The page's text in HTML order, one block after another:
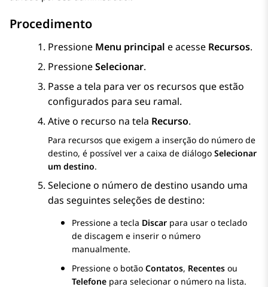
Procedimento
Pressione Menu principal e acesse Recursos.
PressioneSelecionar.
Passe a tela para ver os recursos que estão
configurados para seu ramal.
Ative o recurso na tela Recurso.
Para recursos que exigem a inserção do número de
destino, é possível ver a caixa de diálogo Selecionar
um destino.
Selecione o número de destino usando uma
das seguintes seleções de destino:
Pressione a tecla Discar para usar o teclado
de discagem e inserir o número
manualmente.
Pressione o botão Contatos, Recentes ou
Telefone para selecionar o número na lista.